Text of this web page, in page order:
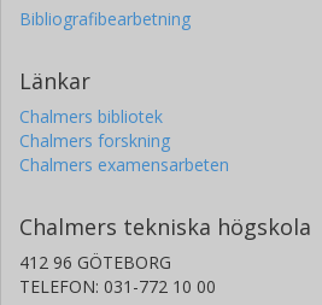
Bibliografibearbetning
Länkar
Chalmers bibliotek
Chalmers forskning
Chalmers examensarbeten
Chalmers tekniska högskola
412 96 GÖTEBORG
TELEFON: 031-772 10 00